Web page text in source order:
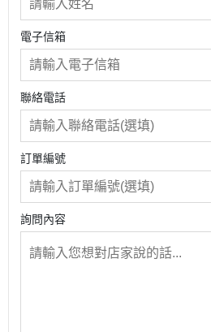
電子信箱
聯絡電話
訂單編號
詢問內容